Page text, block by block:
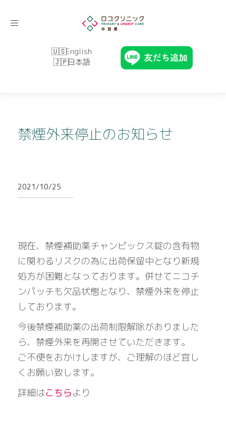
Toggle
English
日本語
禁煙外来停止のお知らせ
2021/10/25
現在、禁煙補助薬チャンピックス錠の含有物
に関わるリスクの為に出荷保留中となり新規
処方が困難となっております。併せてニコチ
ンパッチも欠品状態となり、禁煙外来を停止
しております。
今後禁煙補助薬の出荷制限解除がありました
ら、禁煙外来を再開させていただきます。
ご不便をおかけしますが、ご理解のほど宜し
くお願い致します。
詳細はこちらより